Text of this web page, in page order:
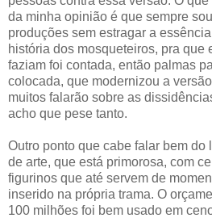
da minha opinião é que sempre
produções sem estragar a
história dos mosqueteiros, pra que
faziam foi contada, então palmas
colocada, que modernizou a
muitos falarão sobre as
acho que pese tanto.
Outro ponto que cabe falar bem do
de arte, que está primorosa, com
figurinos que até servem de
inserido na própria trama. O
100 milhões foi bem usado em